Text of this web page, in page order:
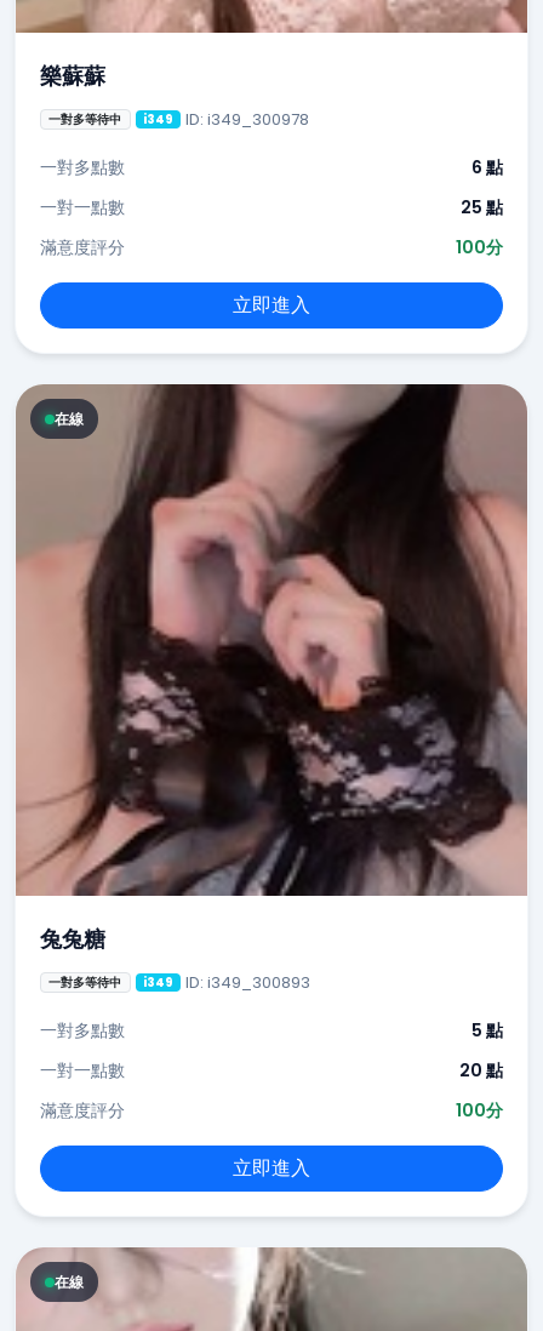
樂蘇蘇
一對多等待中 i349 ID: i349_300978
一對多點數
6 點
一對一點數
25 點
滿意度評分
100分
立即進入
在線
兔兔糖
一對多等待中 i349 ID: i349_300893
一對多點數
5 點
一對一點數
20 點
滿意度評分
100分
立即進入
在線